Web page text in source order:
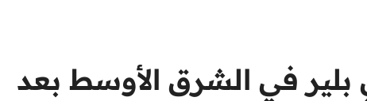
بلير في الشرق الأوسط بعد